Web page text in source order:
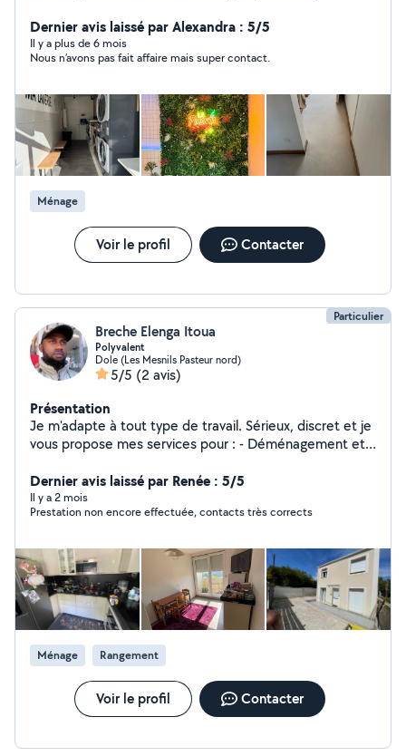
propose des services fiables, rapides et soignés : -
Montage de meubles - Peinture - Tonte -
Débroussaillage - Pose de sols - Pose de cuisine - Petite
Entretien des logements et locaux pro (réguliers ou
ponctuels) - D'autres services à la demande N'hésitez
pas à me contacter ! Dépannage - Urgence - Entretien -
Maintenance - Travaux d'intérieur
Dernier avis laissé par Alexandra : 5/5
Il y a plus de 6 mois
Nous n’avons pas fait affaire mais super contact.
Ménage
Voir le profil Contacter
Particulier
Breche Elenga Itoua
Polyvalent
Dole (Les Mesnils Pasteur nord)
5/5 (2 avis)
Présentation
Je m'adapte à tout type de travail. Sérieux, discret et je
vous propose mes services pour : - Déménagement et
bain, poussière etc) - Repassage et rangement -
Nettoyage en profondeur si nécessaire J'ai de
l'expérience auprès de particuliers et je m'adapte
à me contacter pour discuter de vos besoins ou
organiser une première rencontre. Merci cordialement.
Breche
Dernier avis laissé par Renée : 5/5
Il y a 2 mois
Prestation non encore effectuée, contacts très corrects
Ménage Rangement
Voir le profil Contacter